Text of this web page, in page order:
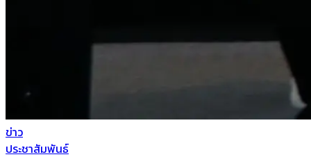
ข่าว
ประชาสัมพันธ์